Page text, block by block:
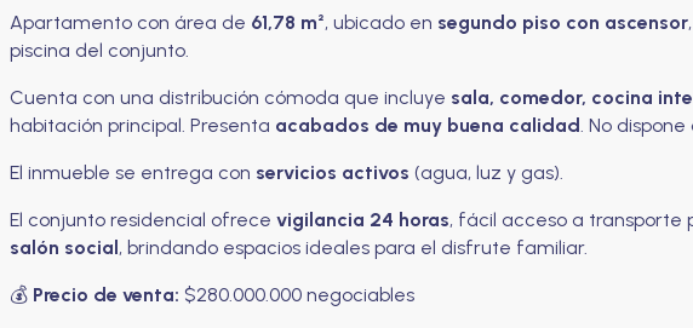
Apartamento con área de 61,78 m², ubicado en segundo piso con ascensor
piscina del conjunto.
Cuenta con una distribución cómoda que incluye sala, comedor, cocina
habitación principal. Presenta acabados de muy buena calidad . No
El inmueble se entrega con servicios activos (agua, luz y gas).
El conjunto residencial ofrece vigilancia 24 horas, fácil acceso a transporte
salón social, brindando espacios ideales para el disfrute familiar.
💰 Precio de venta: $280.000.000 negociables